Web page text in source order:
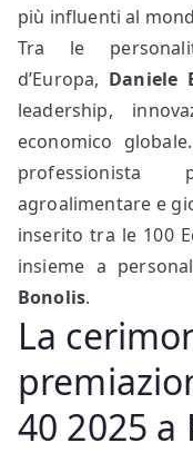
più influenti al
Tra le
d’Europa, Daniele
leadership,
economico
professionista
agroalimentare e
inserito tra le 100
insieme a
Bonolis.
La
40 2025 a